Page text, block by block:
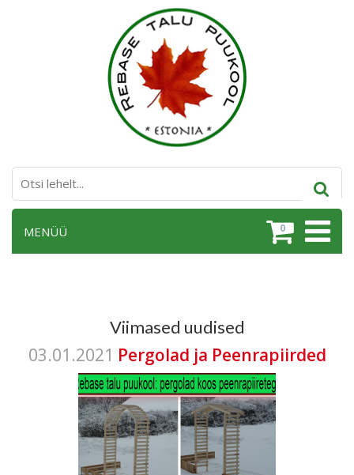
0
MENÜÜ
Viimased uudised
03.01.2021 Pergolad ja Peenrapiirded